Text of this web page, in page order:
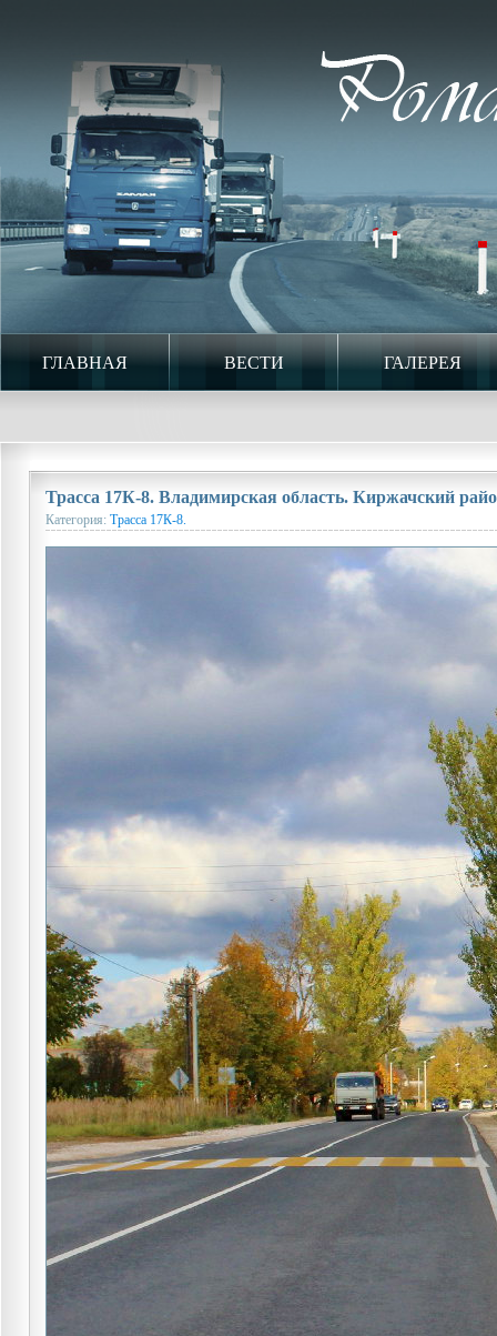
ГЛАВНАЯ ВЕСТИ ГАЛЕРЕЯ
Трасса 17К-8. Владимирская область. Киржачский
Категория: Трасса 17К-8.